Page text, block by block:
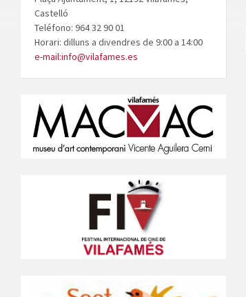
Castelló
Teléfono: 964 32 90 01
Horari: dilluns a divendres de 9:00 a 14:00
e-mail:info@vilafames.es